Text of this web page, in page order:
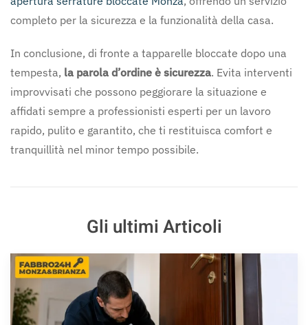
completo per la sicurezza e la funzionalità della casa.
In conclusione, di fronte a tapparelle bloccate dopo una
tempesta, la parola d’ordine è sicurezza. Evita interventi
improvvisati che possono peggiorare la situazione e
affidati sempre a professionisti esperti per un lavoro
rapido, pulito e garantito, che ti restituisca comfort e
tranquillità nel minor tempo possibile.
Gli ultimi Articoli